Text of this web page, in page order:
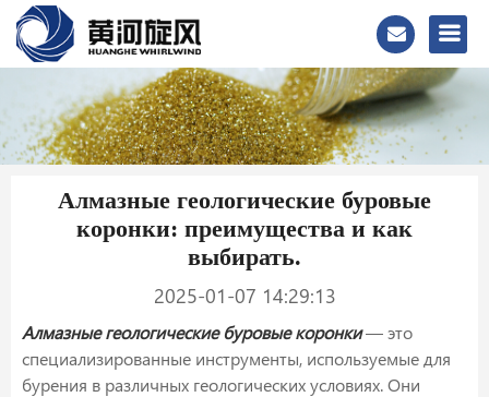
Алмазные геологические буровые
коронки: преимущества и как
выбирать.
2025-01-07 14:29:13
Алмазные геологические буровые коронки— это
специализированные инструменты, используемые для
бурения в различных геологических условиях. Они